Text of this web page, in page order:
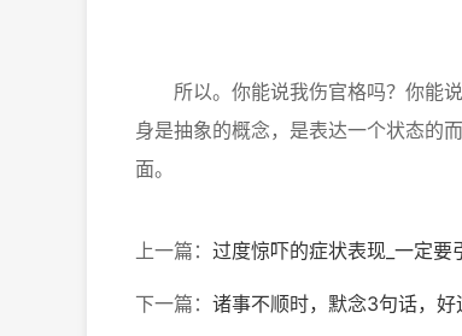
所以。你能说我伤官格吗？你能说
身是抽象的概念，是表达一个状态的
面。
上一篇： 过度惊吓的症状表现_一定要
下一篇： 诸事不顺时，默念3句话，好